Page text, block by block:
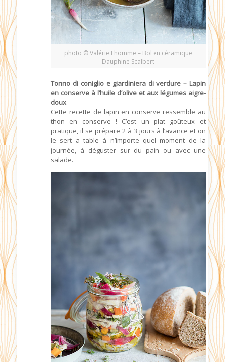
photo © Valérie Lhomme – Bol en céramique
Dauphine Scalbert
Tonno di coniglio e giardiniera di verdure – Lapin
en conserve à l’huile d’olive et aux légumes aigre-
doux
Cette recette de lapin en conserve ressemble au
thon en conserve ! C’est un plat goûteux et
pratique, il se prépare 2 à 3 jours à l’avance et on
le sert a table à n’importe quel moment de la
journée, à déguster sur du pain ou avec une
salade.